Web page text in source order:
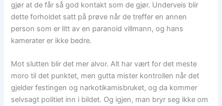
gjør at de får så god kontakt som de gjør. Underveis blir
dette forholdet satt på prøve når de treffer en annen
person som er litt av en paranoid villmann, og hans
kamerater er ikke bedre.
Mot slutten blir det mer alvor. Alt har vært for det meste
moro til det punktet, men gutta mister kontrollen når det
gjelder festingen og narkotikamisbruket, og da kommer
selvsagt politiet inn i bildet. Og igjen, man bryr seg ikke om